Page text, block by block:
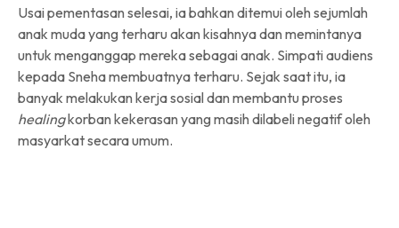
Usai pementasan selesai, ia bahkan ditemui oleh sejumlah
anak muda yang terharu akan kisahnya dan memintanya
untuk menganggap mereka sebagai anak. Simpati audiens
kepada Sneha membuatnya terharu. Sejak saat itu, ia
banyak melakukan kerja sosial dan membantu proses
healingkorban kekerasan yang masih dilabeli negatif oleh
masyarkat secara umum.